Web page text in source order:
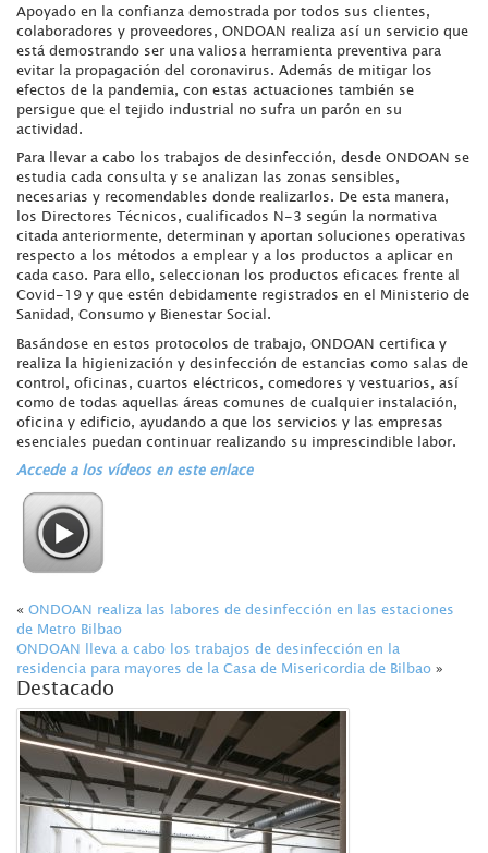
Apoyado en la confianza demostrada por todos sus clientes,
colaboradores y proveedores, ONDOAN realiza así un servicio que
está demostrando ser una valiosa herramienta preventiva para
evitar la propagación del coronavirus. Además de mitigar los
efectos de la pandemia, con estas actuaciones también se
persigue que el tejido industrial no sufra un parón en su
actividad.
Para llevar a cabo los trabajos de desinfección, desde ONDOAN se
estudia cada consulta y se analizan las zonas sensibles,
necesarias y recomendables donde realizarlos. De esta manera,
los Directores Técnicos, cualificados N-3 según la normativa
citada anteriormente, determinan y aportan soluciones operativas
respecto a los métodos a emplear y a los productos a aplicar en
cada caso. Para ello, seleccionan los productos eficaces frente al
Covid-19 y que estén debidamente registrados en el Ministerio de
Sanidad, Consumo y Bienestar Social.
Basándose en estos protocolos de trabajo, ONDOAN certifica y
realiza la higienización y desinfección de estancias como salas de
control, oficinas, cuartos eléctricos, comedores y vestuarios, así
como de todas aquellas áreas comunes de cualquier instalación,
oficina y edificio, ayudando a que los servicios y las empresas
esenciales puedan continuar realizando su imprescindible labor.
Accede a los vídeos en este enlace
« ONDOAN realiza las labores de desinfección en las estaciones
de Metro Bilbao
ONDOAN lleva a cabo los trabajos de desinfección en la
residencia para mayores de la Casa de Misericordia de Bilbao »
Destacado